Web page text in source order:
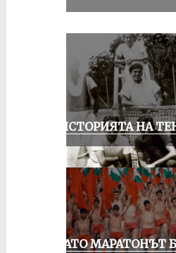
ЗА ИСТОРИЯТА НА
КОГАТО МАРАТОНЪТ